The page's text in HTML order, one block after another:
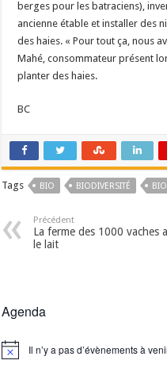
berges pour les batraciens),
ancienne étable et installer des
des haies. « Pour tout ça, nous
Mahé, consommateur présent
planter des haies.
BC
Tags BIO BIODIVERSITÉ
Précédent
La ferme des 1000 vaches
le lait
Agenda
Notice Il n’y a pas d’évènements à